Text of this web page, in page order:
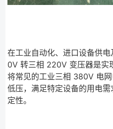
在工业自动化、进口设备供
0V 转三相 220V 变压器是实
将常见的工业三相 380V 电
低压，满足特定设备的用电
定性。